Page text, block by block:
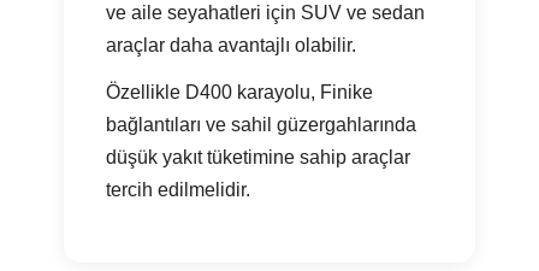
ve aile seyahatleri için SUV ve sedan
araçlar daha avantajlı olabilir.
Özellikle D400 karayolu, Finike
bağlantıları ve sahil güzergahlarında
düşük yakıt tüketimine sahip araçlar
tercih edilmelidir.